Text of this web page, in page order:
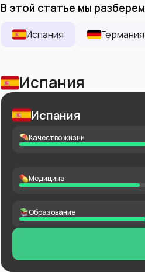
В этой статье мы разберем
Испания Германия
Испания
Испания
Качество жизни
Медицина
Образование